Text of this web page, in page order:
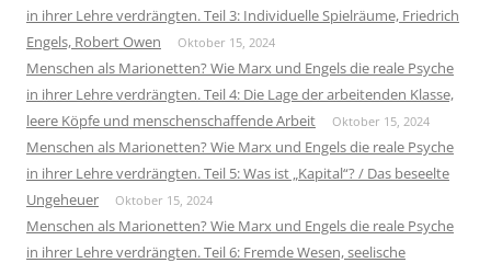
in ihrer Lehre verdrängten. Teil 3: Individuelle Spielräume, Friedrich
Engels, Robert Owen
Oktober 15, 2024
Menschen als Marionetten? Wie Marx und Engels die reale Psyche
in ihrer Lehre verdrängten. Teil 4: Die Lage der arbeitenden Klasse,
leere Köpfe und menschenschaffende Arbeit
Oktober 15, 2024
Menschen als Marionetten? Wie Marx und Engels die reale Psyche
in ihrer Lehre verdrängten. Teil 5: Was ist „Kapital“? / Das beseelte
Ungeheuer
Oktober 15, 2024
Menschen als Marionetten? Wie Marx und Engels die reale Psyche
in ihrer Lehre verdrängten. Teil 6: Fremde Wesen, seelische